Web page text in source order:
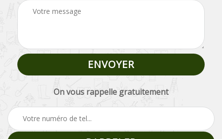
On vous rappelle gratuitement